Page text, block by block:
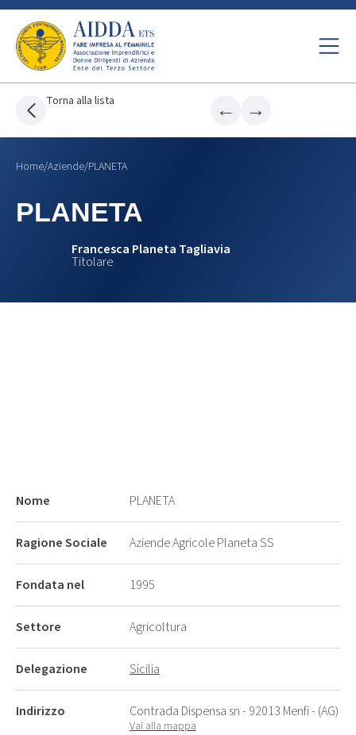
Torna alla lista ← →
Home/Aziende/PLANETA
PLANETA
Francesca Planeta Tagliavia
Titolare
Nome PLANETA
Ragione Sociale Aziende Agricole Planeta SS
Fondata nel 1995
Settore Agricoltura
Delegazione Sicilia
Indirizzo Contrada Dispensa sn - 92013 Menfi - (AG)
Vai alla mappa